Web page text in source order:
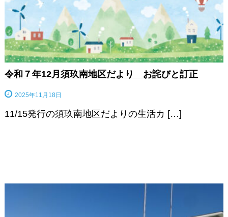
令和７年12月須玖南地区だより お詫びと訂正
2025年11月18日
11/15発行の須玖南地区だよりの生活カ […]